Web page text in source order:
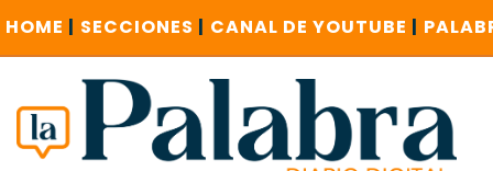
HOME | SECCIONES | CANAL DE YOUTUBE |